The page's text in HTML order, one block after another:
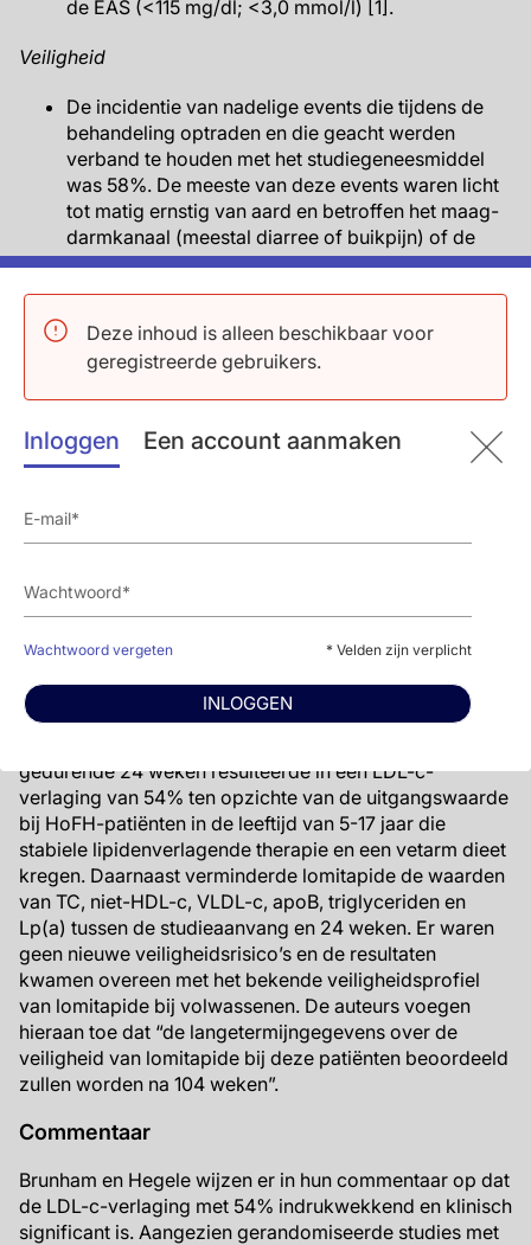
Deze inhoud is alleen beschikbaar voor
geregistreerde gebruikers.
Inloggen Een account aanmaken
Wachtwoord vergeten * Velden zijn verplicht
INLOGGEN
de EAS (<115 mg/dl; <3,0 mmol/l) [1].
Veiligheid
De incidentie van nadelige events die tijdens de
behandeling optraden en die geacht werden
verband te houden met het studiegeneesmiddel
was 58%. De meeste van deze events waren licht
tot matig ernstig van aard en betroffen het maag-
darmkanaal (meestal diarree of buikpijn) of de
lever.
Er werden 8 ernstige nadelige events gemeld bij 5
nadelige events werd beschouwd als gerelateerd
aan het studiegeneesmiddel (namelijk verhoogde
leverenzymwaarden; ook geclassificeerd als een
in dosisonderbrekingen en -verlagingen en een
herhaalde dosisescalatie.
events van speciaal belang, waaronder 2 gastro-
intestinale en 3 hepatische nadelige events.
significante verandering in de lengte, het gewicht,
De eenarmige dosisescalatiestudie APH-19 met open
gedurende 24 weken resulteerde in een LDL-c-
verlaging van 54% ten opzichte van de uitgangswaarde
bij HoFH-patiënten in de leeftijd van 5-17 jaar die
stabiele lipidenverlagende therapie en een vetarm dieet
kregen. Daarnaast verminderde lomitapide de waarden
van TC, niet-HDL-c, VLDL-c, apoB, triglyceriden en
Lp(a) tussen de studieaanvang en 24 weken. Er waren
geen nieuwe veiligheidsrisico’s en de resultaten
kwamen overeen met het bekende veiligheidsprofiel
van lomitapide bij volwassenen. De auteurs voegen
hieraan toe dat “de langetermijngegevens over de
veiligheid van lomitapide bij deze patiënten beoordeeld
zullen worden na 104 weken”.
Commentaar
Brunham en Hegele wijzen er in hun commentaar op dat
de LDL-c-verlaging met 54% indrukwekkend en klinisch
significant is. Aangezien gerandomiseerde studies met